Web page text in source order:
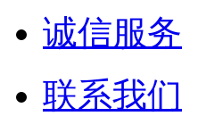
诚信服务
联系我们